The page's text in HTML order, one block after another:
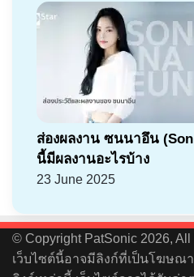
ส่องผลงาน ซนนาอึน
นี้มีผลงานอะไรบ้าง
23 June 2025
© Copyright PatSonic 2026, All
เว็บไซต์นี้อาจมีลิงก์ที่เป็นโฆษณ